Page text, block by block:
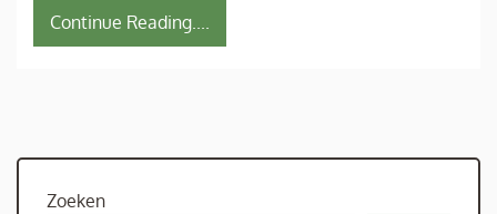
Continue Reading....
Zoeken